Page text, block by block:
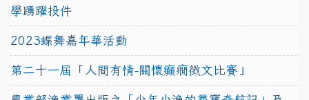
學踴躍投件
2023蝶舞嘉年華活動
第二十一屆「人間有情-關懷癲癇徵文比賽」